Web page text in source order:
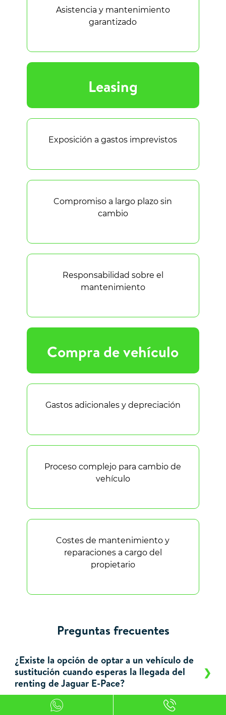
Leasing
Compra de vehículo
Exposición a gastos imprevistos
Gastos adicionales y depreciación
Compromiso a largo plazo sin
cambio
Proceso complejo para cambio de
vehículo
Asistencia y mantenimiento
garantizado
Responsabilidad sobre el
mantenimiento
Costes de mantenimiento y
reparaciones a cargo del
propietario
Preguntas frecuentes
¿Existe la opción de optar a un vehículo de
sustitución cuando esperas la llegada del
renting de Jaguar E-Pace?